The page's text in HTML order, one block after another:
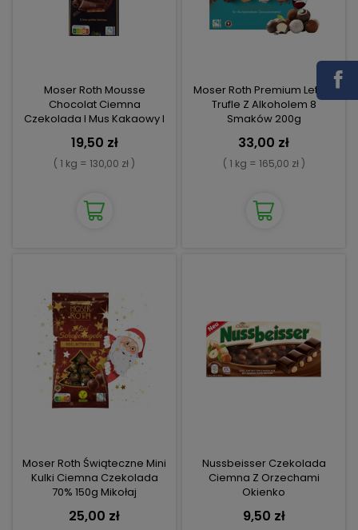
Moser Roth Mousse
Chocolat Ciemna
Czekolada I Mus Kakaowy I
19,50 zł
( 1 kg = 130,00 zł )
Moser Roth Premium Letnie
Trufle Z Alkoholem 8
Smaków 200g
33,00 zł
( 1 kg = 165,00 zł )
Moser Roth Świąteczne Mini
Kulki Ciemna Czekolada
70% 150g Mikołaj
25,00 zł
Nussbeisser Czekolada
Ciemna Z Orzechami
Okienko
9,50 zł